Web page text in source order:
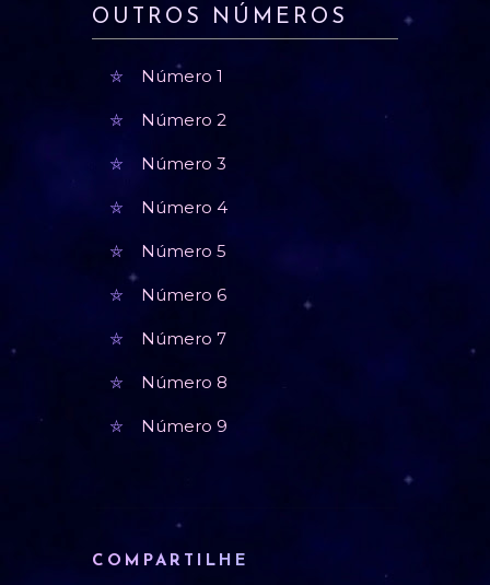
OUTROS NÚMEROS
Número 1
Número 2
Número 3
Número 4
Número 5
Número 6
Número 7
Número 8
Número 9
COMPARTILHE